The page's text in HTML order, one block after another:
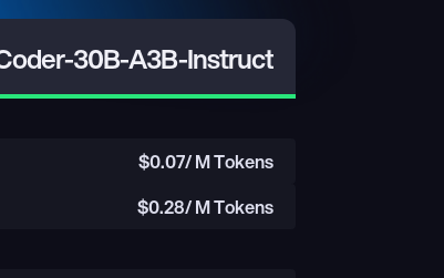
30B-A3B-Instruct
$0.07/ M Tokens
$0.28/ M Tokens